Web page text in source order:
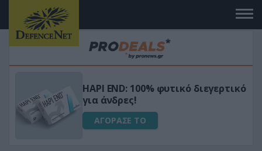
Μεταμόρφωσε τον κήπο σου με το
Ultra Box Μίνι Αλυσοπρίονο με
μπαταρία λιθίου
ΑΓΟΡΑΣΕ ΤΟ